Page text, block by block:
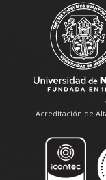
Acreditación de